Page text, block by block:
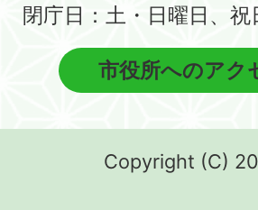
閉庁日：土・日曜日、
市役所へのアク
Copyright (C)